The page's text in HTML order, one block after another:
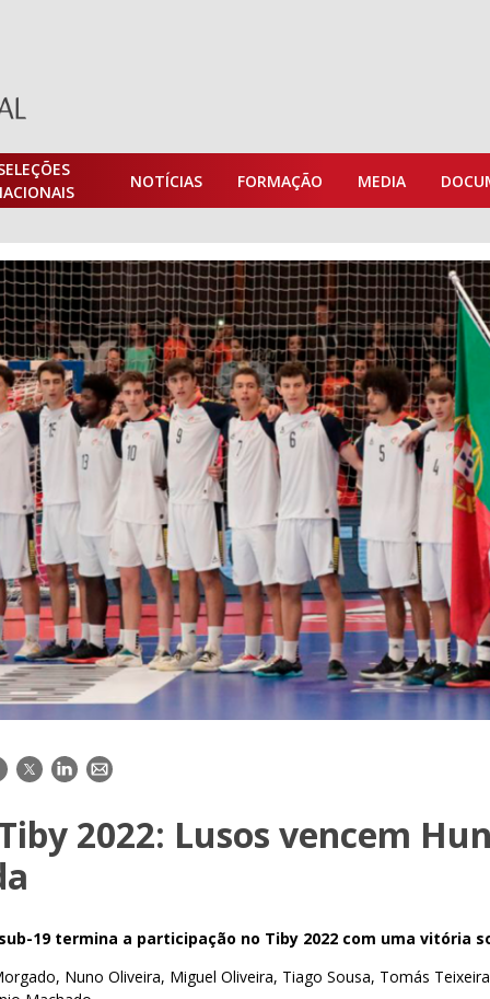
NOTÍCIAS FORMAÇÃO MEDIA
TwitterLinkedIn
E-
2022: Lusos vencem
19 termina a participação no Tiby 2022 com uma vitória
Nuno Oliveira, Miguel Oliveira, Tiago Sousa, Tomás